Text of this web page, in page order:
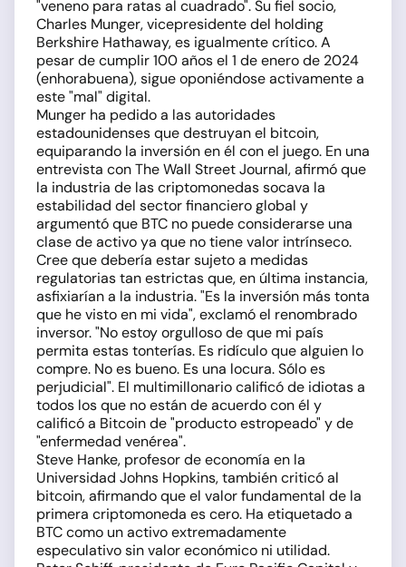
"veneno para ratas al cuadrado". Su fiel socio,
Charles Munger, vicepresidente del holding
Berkshire Hathaway, es igualmente crítico. A
pesar de cumplir 100 años el 1 de enero de 2024
(enhorabuena), sigue oponiéndose activamente a
este "mal" digital.
Munger ha pedido a las autoridades
estadounidenses que destruyan el bitcoin,
equiparando la inversión en él con el juego. En una
entrevista con The Wall Street Journal, afirmó que
la industria de las criptomonedas socava la
estabilidad del sector financiero global y
argumentó que BTC no puede considerarse una
clase de activo ya que no tiene valor intrínseco.
Cree que debería estar sujeto a medidas
regulatorias tan estrictas que, en última instancia,
asfixiarían a la industria. "Es la inversión más tonta
que he visto en mi vida", exclamó el renombrado
inversor. "No estoy orgulloso de que mi país
permita estas tonterías. Es ridículo que alguien lo
compre. No es bueno. Es una locura. Sólo es
perjudicial". El multimillonario calificó de idiotas a
todos los que no están de acuerdo con él y
calificó a Bitcoin de "producto estropeado" y de
"enfermedad venérea".
Steve Hanke, profesor de economía en la
Universidad Johns Hopkins, también criticó al
bitcoin, afirmando que el valor fundamental de la
primera criptomoneda es cero. Ha etiquetado a
BTC como un activo extremadamente
especulativo sin valor económico ni utilidad.